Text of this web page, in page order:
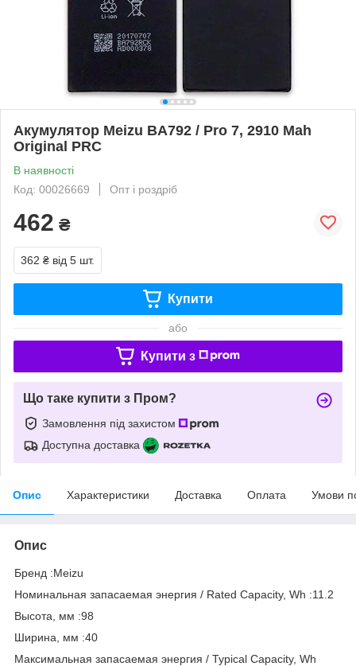
Акумулятор Meizu BA792 / Pro 7, 2910 Mah
Original PRC
В наявності
Код: 00026669
Опт і роздріб
462 ₴
362 ₴ від 5 шт.
Купити
або
Купити з
Що таке купити з Пром?
Замовлення під захистом
Доступна доставка
Опис Характеристики Доставка Оплата Умови
Опис
Бренд :Meizu
Номинальная запасаемая энергия / Rated Capacity, Wh :11.2
Высота, мм :98
Ширина, мм :40
Максимальная запасаемая энергия / Typical Capacity, Wh